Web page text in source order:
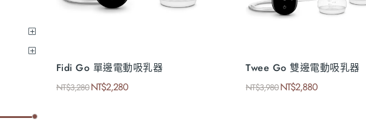
Fidi Go 單邊電動吸乳器
NT$3,280 NT$2,280
Twee Go 雙邊電動吸乳器
NT$3,980NT$2,880